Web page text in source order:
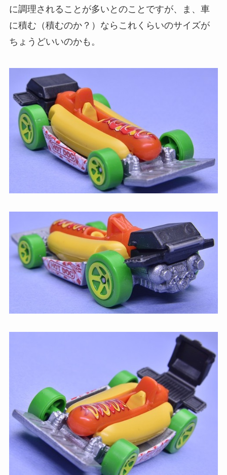
に調理されることが多いとのことですが、ま、車
に積む（積むのか？）ならこれくらいのサイズが
ちょうどいいのかも。